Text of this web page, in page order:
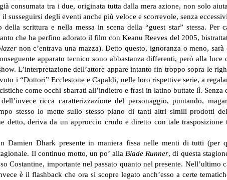
consumata tra i due, originata tutta dalla mera azione, non solo
susseguirsi degli eventi anche più veloce e scorrevole, senza
scrittura e nella messa in scena della “guest star” stessa. Per
che ha perfino adorato il film con Keanu Reeves del 2005,
non c’entrava una mazza). Detto questo, ignoranza o meno, sarà
apparato tecnico sono abbastanza differenti, però alla luce
L’interpretazione dell’attore appare intanto fin troppo sopra le
i “Dottori” Ecclestone e Capaldi, nelle loro rispettive serie, a
come occhi sbarrati all’indietro e frasi in latino buttate lì. Senza
ricca caratterizzazione del personaggio, puntando,
stesso lo mette sullo stesso piano di tanti altri simili prodotti
deriva da un approccio crudo e diretto con tale trasposizione
Damien Dhark presente in maniera fissa nelle menti di tutti (per
Il continuo motto, un po’ alla Blade Runner, di questa
Costantine, importante nel passato quanto nel presente. Nell’ultimo
è il flashback che ora si scopre legato anch’esso a certe